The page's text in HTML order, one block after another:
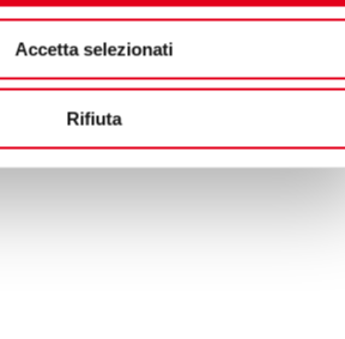
Accetta selezionati
Rifiuta